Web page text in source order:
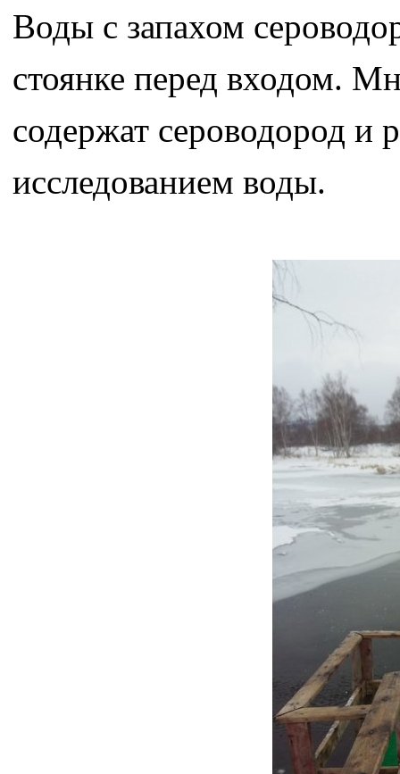
Воды с запахом
стоянке перед входом.
содержат сероводород и
исследованием воды.